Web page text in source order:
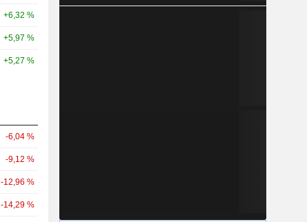
+6,32 %
+5,97 %
+5,27 %
-6,04 %
-9,12 %
-12,96 %
-14,29 %